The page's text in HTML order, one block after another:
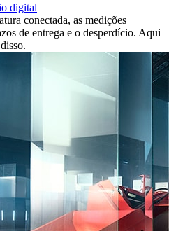
digital
conectada, as medições
de entrega e o desperdício. Aqui